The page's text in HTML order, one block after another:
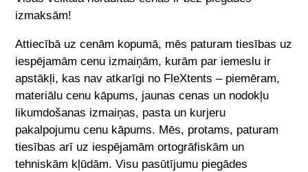
izmaksām!
Attiecībā uz cenām kopumā, mēs paturam tiesības uz
iespējamām cenu izmaiņām, kurām par iemeslu ir
apstākļi, kas nav atkarīgi no FleXtents – piemēram,
materiālu cenu kāpums, jaunas cenas un nodokļu
likumdošanas izmaiņas, pasta un kurjeru
pakalpojumu cenu kāpums. Mēs, protams, paturam
tiesības arī uz iespējamām ortogrāfiskām un
tehniskām kļūdām. Visu pasūtījumu piegādes